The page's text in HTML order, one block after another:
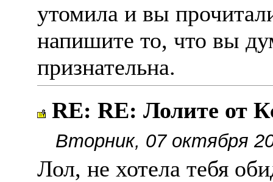
утомила и вы
напишите то, что вы
признательна.
RE: RE: Лолите от
Вторник, 07 октября
Лол, не хотела тебя